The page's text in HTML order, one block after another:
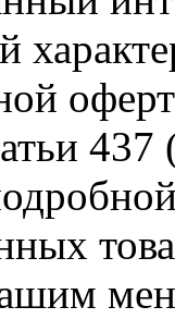
437